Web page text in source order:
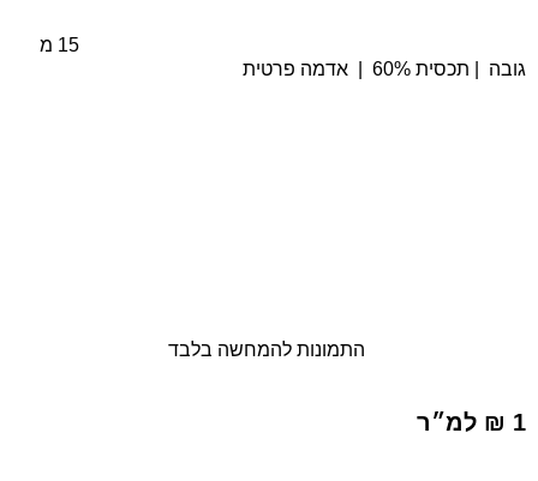
15 מ
גובה
תכסית 60% אדמה פרטית
התמונות להמחשה בלבד
1 ₪ למ״ר